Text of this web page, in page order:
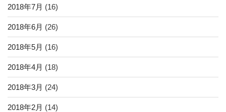
2018年7月 (16)
2018年6月 (26)
2018年5月 (16)
2018年4月 (18)
2018年3月 (24)
2018年2月 (14)